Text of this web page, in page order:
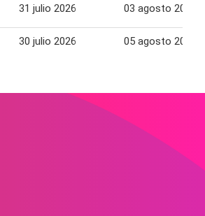
31 julio 2026 03 agosto 2026
30 julio 2026 05 agosto 2026